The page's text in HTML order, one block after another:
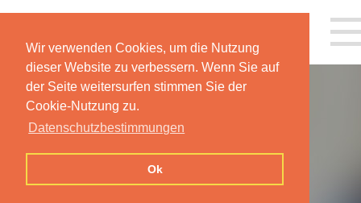
Wir verwenden Cookies, um die Nutzung
dieser Website zu verbessern. Wenn Sie auf
der Seite weitersurfen stimmen Sie der
Cookie-Nutzung zu.
Datenschutzbestimmungen
Ok
INSPIRATION
DESIGN